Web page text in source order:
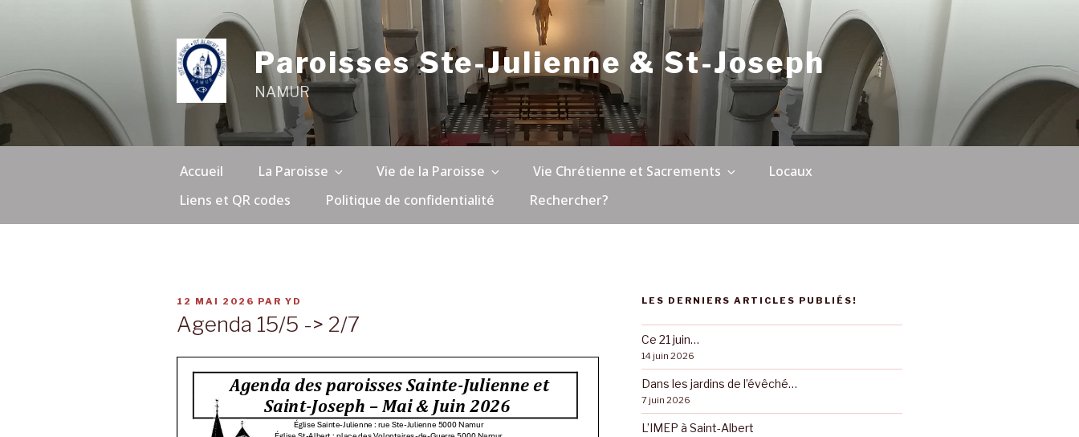
principal
Paroisses Ste-Julienne & St-Joseph
NAMUR
Accueil La Paroisse Vie de la Paroisse Vie Chrétienne et Sacrements
Locaux
Liens et QR codes
Politique de confidentialité Rechercher?
PUBLIÉ
12 MAI 2026 PAR YD
Agenda 15/5 -> 2/7
LES DERNIERS ARTICLES PUBLIÉS!
Ce 21 juin…
14 juin 2026
Dans les jardins de l’évêché…
7 juin 2026
L’IMEP à Saint-Albert